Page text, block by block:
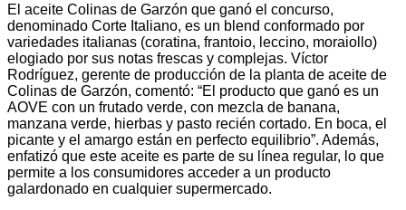
El aceite Colinas de Garzón que ganó el concurso,
denominado Corte Italiano, es un blend conformado por
variedades italianas (coratina, frantoio, leccino, moraiollo)
elogiado por sus notas frescas y complejas. Víctor
Rodríguez, gerente de producción de la planta de aceite de
Colinas de Garzón, comentó: “El producto que ganó es un
AOVE con un frutado verde, con mezcla de banana,
manzana verde, hierbas y pasto recién cortado. En boca, el
picante y el amargo están en perfecto equilibrio”. Además,
enfatizó que este aceite es parte de su línea regular, lo que
permite a los consumidores acceder a un producto
galardonado en cualquier supermercado.